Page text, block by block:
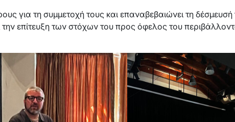
για τη συμμετοχή τους και επαναβεβαιώνει τη δέσμευσή
επίτευξη των στόχων του προς όφελος του